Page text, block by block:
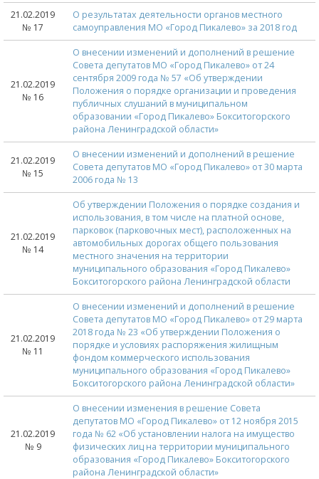
21.02.2019
№ 17
О результатах деятельности органов местного
самоуправления МО «Город Пикалево» за 2018 год
21.02.2019
№ 16
О внесении изменений и дополнений в решение
Совета депутатов МО «Город Пикалево» от 24
сентября 2009 года № 57 «Об утверждении
Положения о порядке организации и проведения
публичных слушаний в муниципальном
образовании «Город Пикалево» Бокситогорского
района Ленинградской области»
21.02.2019
№ 15
О внесении изменений и дополнений в решение
Совета депутатов МО «Город Пикалево» от 30 марта
2006 года № 13
21.02.2019
№ 14
Об утверждении Положения о порядке создания и
использования, в том числе на платной основе,
парковок (парковочных мест), расположенных на
автомобильных дорогах общего пользования
местного значения на территории
муниципального образования «Город Пикалево»
Бокситогорского района Ленинградской области
21.02.2019
№ 11
О внесении изменений и дополнений в решение
Совета депутатов МО «Город Пикалево» от 29 марта
2018 года № 23 «Об утверждении Положения о
порядке и условиях распоряжения жилищным
фондом коммерческого использования
муниципального образования «Город Пикалево»
Бокситогорского района Ленинградской области»
21.02.2019
№ 9
О внесении изменения в решение Совета
депутатов МО «Город Пикалево» от 12 ноября 2015
года № 62 «Об установлении налога на имущество
физических лиц на территории муниципального
образования «Город Пикалево» Бокситогорского
района Ленинградской области»